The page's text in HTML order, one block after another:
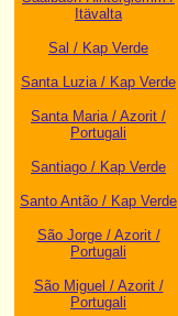
Itävalta
Sal / Kap Verde
Santa Luzia / Kap Verde
Santa Maria / Azorit /
Portugali
Santiago / Kap Verde
Santo Antão / Kap Verde
São Jorge / Azorit /
Portugali
São Miguel / Azorit /
Portugali